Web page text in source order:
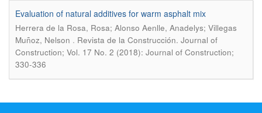
Evaluation of natural additives for warm asphalt mix
Herrera de la Rosa, Rosa; Alonso Aenlle, Anadelys; Villegas
Muñoz, Nelson . Revista de la Construcción. Journal of
Construction; Vol. 17 No. 2 (2018): Journal of Construction;
330-336